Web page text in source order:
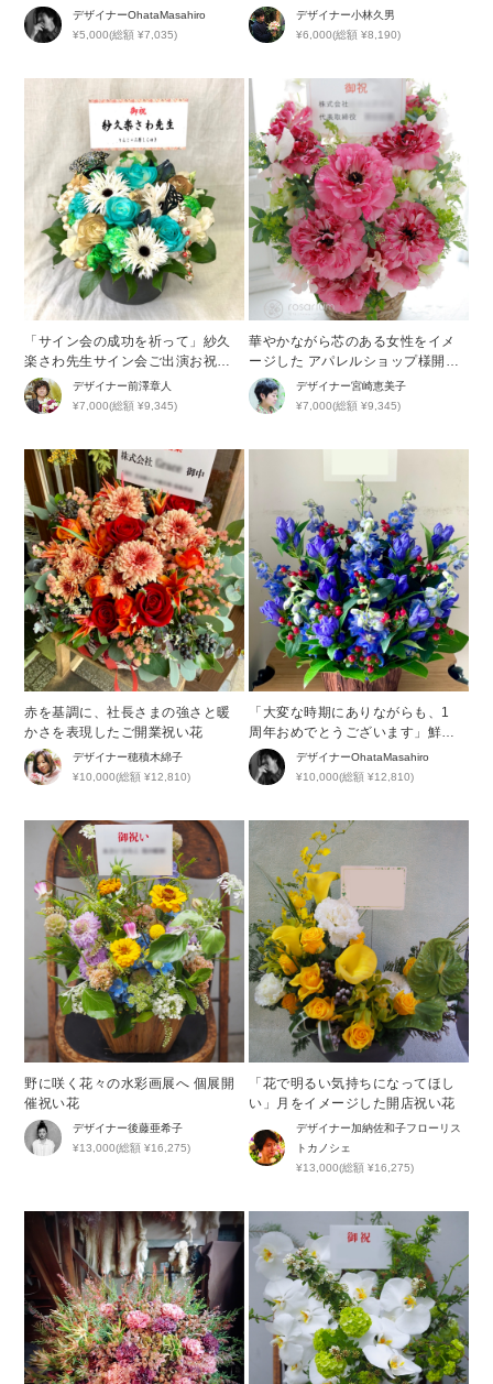
デザイナーOhataMasahiro
¥5,000(総額 ¥7,035)
デザイナー小林久男
¥6,000(総額 ¥8,190)
「サイン会の成功を祈って」紗久
楽さわ先生サイン会ご出演お祝い
花
デザイナー前澤章人
¥7,000(総額 ¥9,345)
華やかながら芯のある女性をイメ
ージした アパレルショップ様開店
祝い花
デザイナー宮崎恵美子
¥7,000(総額 ¥9,345)
赤を基調に、社長さまの強さと暖
かさを表現したご開業祝い花
デザイナー穂積木綿子
¥10,000(総額 ¥12,810)
「大変な時期にありながらも、1
周年おめでとうございます」鮮や
かなブルーが印象的な周年祝い花
デザイナーOhataMasahiro
¥10,000(総額 ¥12,810)
野に咲く花々の水彩画展へ 個展開
催祝い花
デザイナー後藤亜希子
¥13,000(総額 ¥16,275)
「花で明るい気持ちになってほし
い」月をイメージした開店祝い花
デザイナー加納佐和子フローリス
トカノシェ
¥13,000(総額 ¥16,275)